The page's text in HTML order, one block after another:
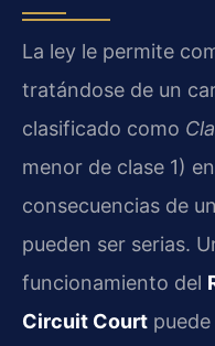
La ley le permite
tratándose de un
clasificado como
menor de clase 1)
consecuencias de
pueden ser serias.
funcionamiento del
Circuit Court